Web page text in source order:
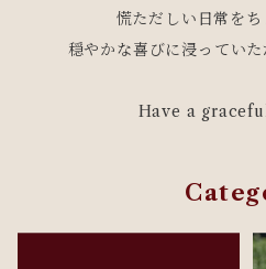
慌ただしい日常をち
穏やかな喜びに浸っていた
Have a